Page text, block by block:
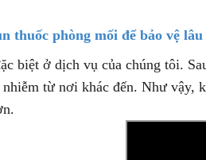
thuốc phòng mối để bảo vệ
biệt ở dịch vụ của chúng tôi.
từ nơi khác đến. Như vậy,